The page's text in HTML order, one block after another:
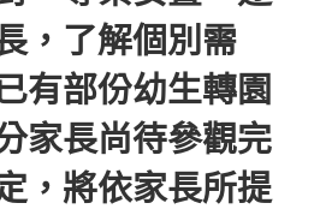
，了解個別需
有部份幼生轉園
家長尚待參觀完
，將依家長所提